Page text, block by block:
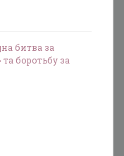
битва за
та боротьбу за